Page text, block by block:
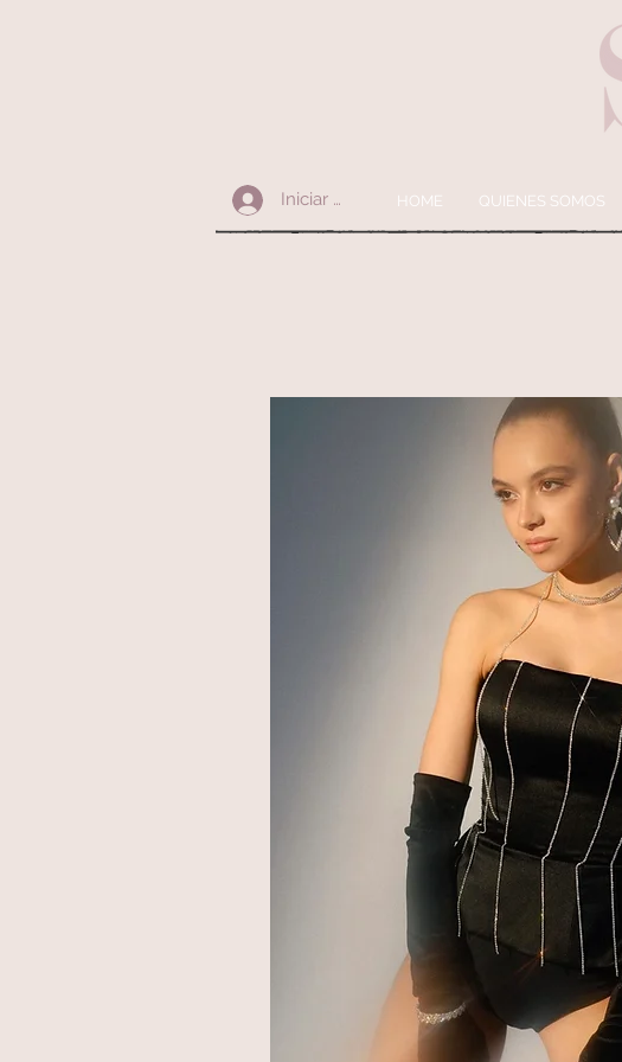
Iniciar sesión HOME QUIENES SOMOS